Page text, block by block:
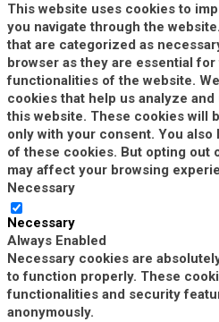
This website uses cookies to
you navigate through the
that are categorized as
browser as they are essential
functionalities of the website.
cookies that help us analyze
this website. These cookies will
only with your consent. You
of these cookies. But opting out
may affect your browsing
Necessary
Necessary
Always Enabled
Necessary cookies are
to function properly. These
functionalities and security
anonymously.